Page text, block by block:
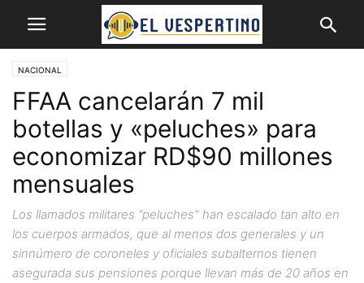
NACIONAL
FFAA cancelarán 7 mil
botellas y «peluches» para
economizar RD$90 millones
mensuales
Los llamados militares “peluches" han escalado tan alto en
los cuerpos armados, que al menos dos generales y un
sinnúmero de coroneles y oficiales subalternos tienen
asegurada sus pensiones porque llevan más de 20 años en